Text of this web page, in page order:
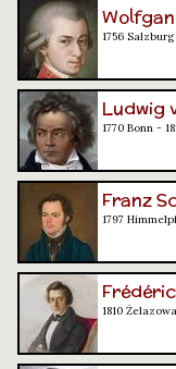
1756
Ludwig
1770 Bonn -
Franz
1797
1810